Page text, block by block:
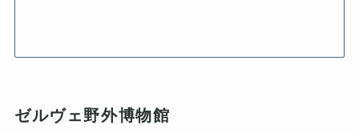
ゼルヴェ野外博物館